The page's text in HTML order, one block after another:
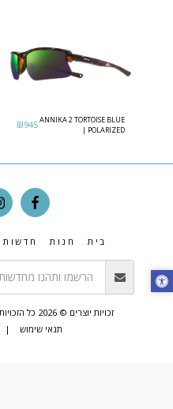
ANNIKA 2 TORTOISE BLUE
| POLARIZED
₪945
בית חנות חדשות
זכויות יוצרים © 2026 כל הזכויות שמורות -
תנאי שימוש |